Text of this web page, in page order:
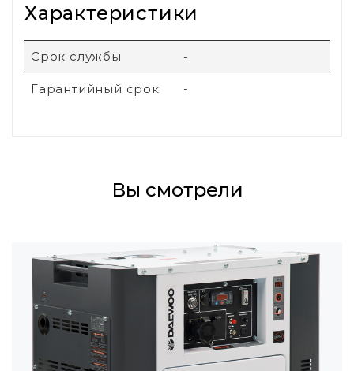
Характеристики
Срок службы -
Гарантийный срок -
Вы смотрели